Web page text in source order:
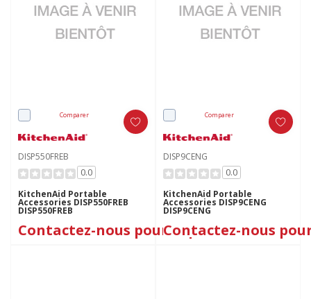
Comparer
DISP550FREB
0.0
KitchenAid Portable
Accessories DISP550FREB
DISP550FREB
Contactez-nous pour le prix
Comparer
DISP9CENG
0.0
KitchenAid Portable
Accessories DISP9CENG
DISP9CENG
Contactez-nous